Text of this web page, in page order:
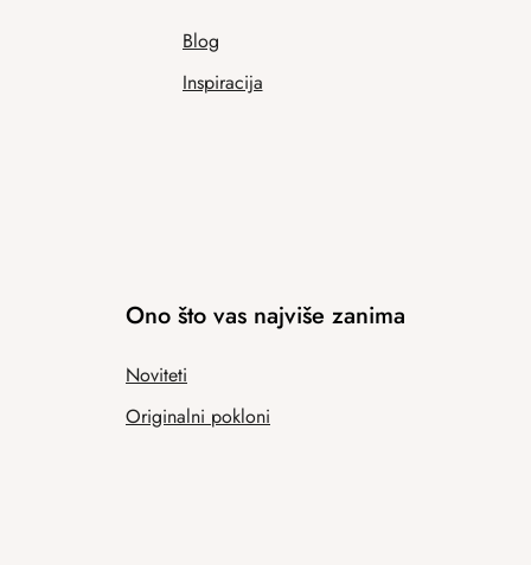
Blog
Inspiracija
Ono što vas najviše zanima
Noviteti
Originalni pokloni